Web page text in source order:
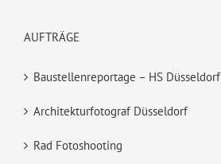
AUFTRÄGE
Baustellenreportage – HS Düsseldorf
Architekturfotograf Düsseldorf
Rad Fotoshooting